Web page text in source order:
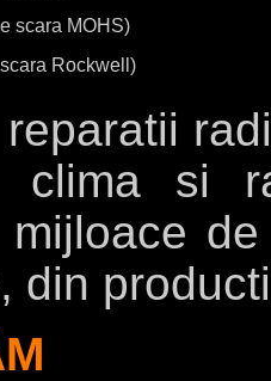
scara MOHS)
Rockwell)
clima si
din